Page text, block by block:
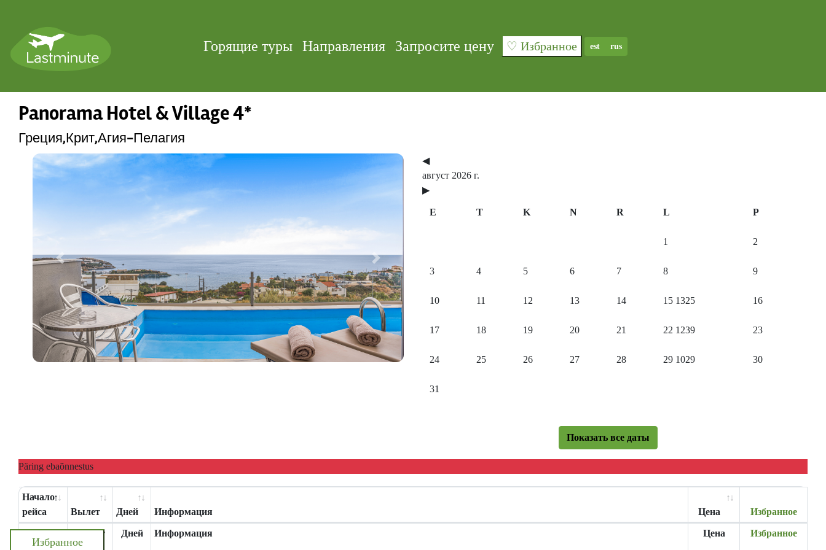
Горящие туры Направления Запросите цену ♡ Избранное est rus
Panorama Hotel & Village 4*
Греция,Крит,Агия-Пелагия
Previous Next
◀
август 2026 г.
▶
E T K N R L P
1 2
3 4 5 6 7 8 9
10 11 12 13 14 15 1325 16
17 18 19 20 21 22 1239 23
24 25 26 27 28 29 1029 30
31
Показать все даты
Päring ebaõnnestus
Начало
рейса
Вылет Дней Информация Цена Избранное
Начало
рейса
Вылет Дней Информация Цена Избранное
Избранное